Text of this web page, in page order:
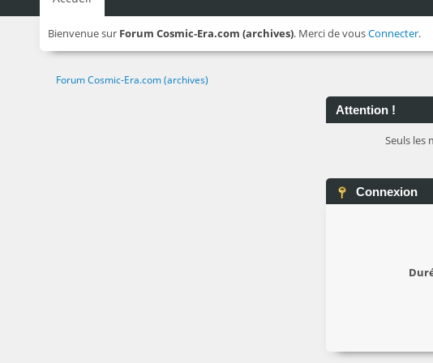
Bienvenue sur Forum Cosmic-Era.com (archives). Merci de vousConnecter.
Forum Cosmic-Era.com (archives)
Attention !
Seuls les
Connexion